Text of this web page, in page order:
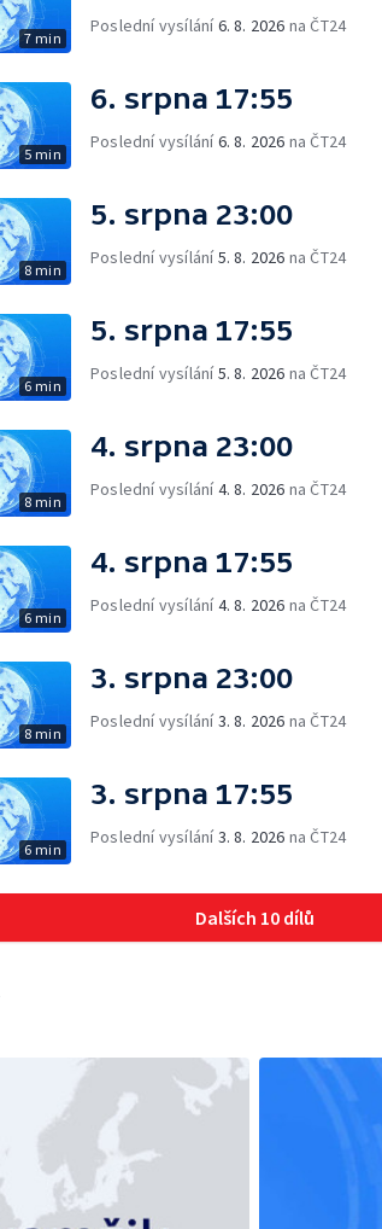
7 min
Poslední vysílání6. 8. 2026 na ČT24
5 min
6. srpna 17:55
Poslední vysílání6. 8. 2026 na ČT24
8 min
5. srpna 23:00
Poslední vysílání5. 8. 2026 na ČT24
6 min
5. srpna 17:55
Poslední vysílání5. 8. 2026 na ČT24
8 min
4. srpna 23:00
Poslední vysílání4. 8. 2026 na ČT24
6 min
4. srpna 17:55
Poslední vysílání4. 8. 2026 na ČT24
8 min
3. srpna 23:00
Poslední vysílání3. 8. 2026 na ČT24
6 min
3. srpna 17:55
Poslední vysílání3. 8. 2026 na ČT24
Dalších 10 dílů